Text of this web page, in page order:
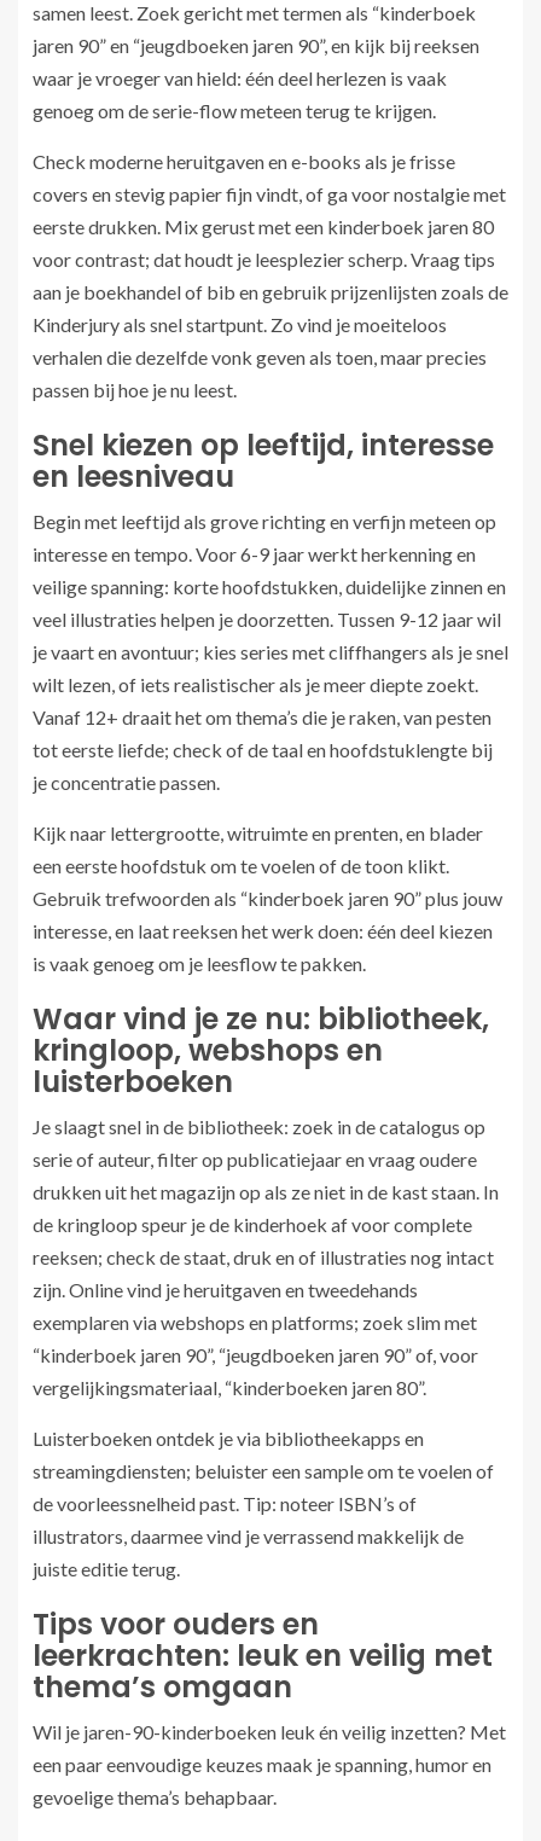
samen leest. Zoek gericht met termen als “kinderboek
jaren 90” en “jeugdboeken jaren 90”, en kijk bij reeksen
waar je vroeger van hield: één deel herlezen is vaak
genoeg om de serie-flow meteen terug te krijgen.
Check moderne heruitgaven en e-books als je frisse
covers en stevig papier fijn vindt, of ga voor nostalgie met
eerste drukken. Mix gerust met een kinderboek jaren 80
voor contrast; dat houdt je leesplezier scherp. Vraag tips
aan je boekhandel of bib en gebruik prijzenlijsten zoals de
Kinderjury als snel startpunt. Zo vind je moeiteloos
verhalen die dezelfde vonk geven als toen, maar precies
passen bij hoe je nu leest.
Snel kiezen op leeftijd, interesse
en leesniveau
Begin met leeftijd als grove richting en verfijn meteen op
interesse en tempo. Voor 6-9 jaar werkt herkenning en
veilige spanning: korte hoofdstukken, duidelijke zinnen en
veel illustraties helpen je doorzetten. Tussen 9-12 jaar wil
je vaart en avontuur; kies series met cliffhangers als je snel
wilt lezen, of iets realistischer als je meer diepte zoekt.
Vanaf 12+ draait het om thema’s die je raken, van pesten
tot eerste liefde; check of de taal en hoofdstuklengte bij
je concentratie passen.
Kijk naar lettergrootte, witruimte en prenten, en blader
een eerste hoofdstuk om te voelen of de toon klikt.
Gebruik trefwoorden als “kinderboek jaren 90” plus jouw
interesse, en laat reeksen het werk doen: één deel kiezen
is vaak genoeg om je leesflow te pakken.
Waar vind je ze nu: bibliotheek,
kringloop, webshops en
luisterboeken
Je slaagt snel in de bibliotheek: zoek in de catalogus op
serie of auteur, filter op publicatiejaar en vraag oudere
drukken uit het magazijn op als ze niet in de kast staan. In
de kringloop speur je de kinderhoek af voor complete
reeksen; check de staat, druk en of illustraties nog intact
zijn. Online vind je heruitgaven en tweedehands
exemplaren via webshops en platforms; zoek slim met
“kinderboek jaren 90”, “jeugdboeken jaren 90” of, voor
vergelijkingsmateriaal, “kinderboeken jaren 80”.
Luisterboeken ontdek je via bibliotheekapps en
streamingdiensten; beluister een sample om te voelen of
de voorleessnelheid past. Tip: noteer ISBN’s of
illustrators, daarmee vind je verrassend makkelijk de
juiste editie terug.
Tips voor ouders en
leerkrachten: leuk en veilig met
thema’s omgaan
Wil je jaren-90-kinderboeken leuk én veilig inzetten? Met
een paar eenvoudige keuzes maak je spanning, humor en
gevoelige thema’s behapbaar.